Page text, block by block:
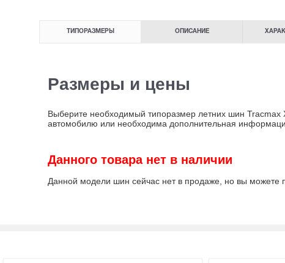
ТИПОРАЗМЕРЫ ОПИСАНИЕ
Размеры и цены
Выберите необходимый типоразмер летних шин Tracmax
автомобилю или необходима дополнительная
Данного товара нет в наличии
Данной модели шин сейчас нет в продаже, но вы можете